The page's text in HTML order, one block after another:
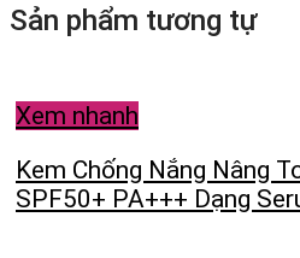
Sản phẩm tương tự
Xem nhanh
Kem Chống Nắng Nâng
SPF50+ PA+++ Dạng